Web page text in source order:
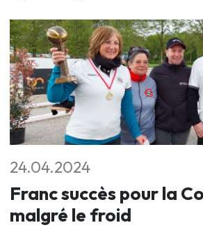
24.04.2024
Franc succès pour la
malgré le froid